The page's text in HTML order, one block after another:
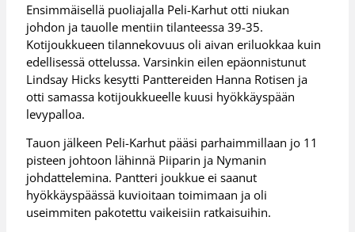
Ensimmäisellä puoliajalla Peli-Karhut otti niukan
johdon ja tauolle mentiin tilanteessa 39-35.
Kotijoukkueen tilannekovuus oli aivan eriluokkaa kuin
edellisessä ottelussa. Varsinkin eilen epäonnistunut
Lindsay Hicks kesytti Panttereiden Hanna Rotisen ja
otti samassa kotijoukkueelle kuusi hyökkäyspään
levypalloa.
Tauon jälkeen Peli-Karhut pääsi parhaimmillaan jo 11
pisteen johtoon lähinnä Piiparin ja Nymanin
johdattelemina. Pantteri joukkue ei saanut
hyökkäyspäässä kuvioitaan toimimaan ja oli
useimmiten pakotettu vaikeisiin ratkaisuihin.